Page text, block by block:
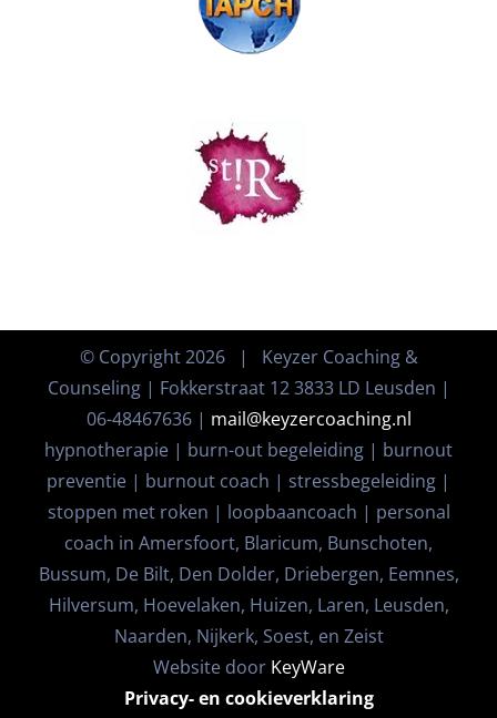
© Copyright2026 | Keyzer Coaching &
Counseling | Fokkerstraat 12 3833 LD Leusden |
06-48467636 | mail@keyzercoaching.nl
hypnotherapie | burn-out begeleiding | burnout
preventie | burnout coach | stressbegeleiding |
stoppen met roken | loopbaancoach | personal
coach in Amersfoort, Blaricum, Bunschoten,
Bussum, De Bilt, Den Dolder, Driebergen, Eemnes,
Hilversum, Hoevelaken, Huizen, Laren, Leusden,
Naarden, Nijkerk, Soest, en Zeist
Website door KeyWare
Privacy- en cookieverklaring